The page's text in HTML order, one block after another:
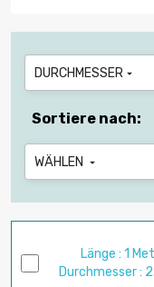
DURCHMESSER 
Sortiere nach:
WÄHLEN 
Länge : 1
Durchmesser :